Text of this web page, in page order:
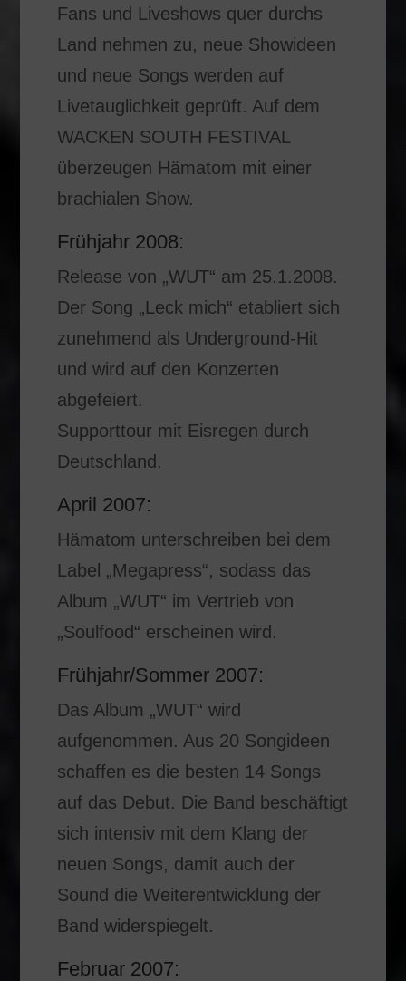
Fans und Liveshows quer durchs
Land nehmen zu, neue Showideen
und neue Songs werden auf
Livetauglichkeit geprüft. Auf dem
WACKEN SOUTH FESTIVAL
überzeugen Hämatom mit einer
brachialen Show.
Frühjahr 2008:
Release von „WUT“ am 25.1.2008.
Der Song „Leck mich“ etabliert sich
zunehmend als Underground-Hit
und wird auf den Konzerten
abgefeiert.
Supporttour mit Eisregen durch
Deutschland.
April 2007:
Hämatom unterschreiben bei dem
Label „Megapress“, sodass das
Album „WUT“ im Vertrieb von
„Soulfood“ erscheinen wird.
Frühjahr/Sommer 2007:
Das Album „WUT“ wird
aufgenommen. Aus 20 Songideen
schaffen es die besten 14 Songs
auf das Debut. Die Band beschäftigt
sich intensiv mit dem Klang der
neuen Songs, damit auch der
Sound die Weiterentwicklung der
Band widerspiegelt.
Februar 2007: